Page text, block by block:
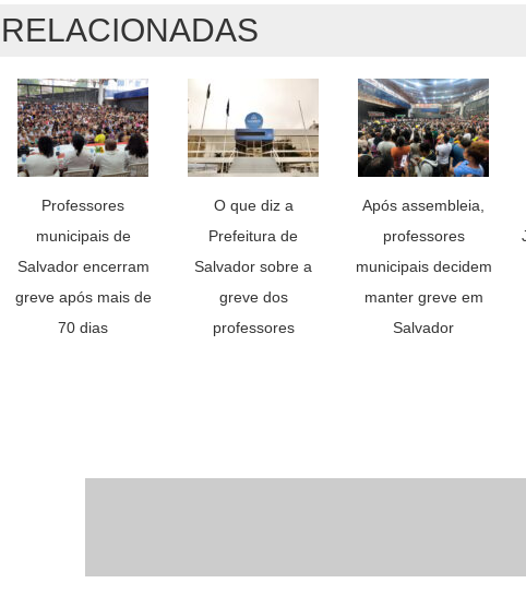
Professores
municipais de
Salvador encerram
greve após mais de
70 dias
O que diz a
Prefeitura de
Salvador sobre a
greve dos
professores
Após assembleia,
professores
municipais decidem
manter greve em
Salvador